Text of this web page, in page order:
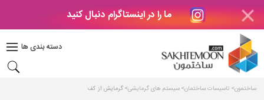
ما را در اینستاگرام دنبال کنید
دسته بندی ها
دکوراسیون
بتن
های
ساختمون تاسیسات ساختمان سیستم های گرمایشی گرمایش از کف